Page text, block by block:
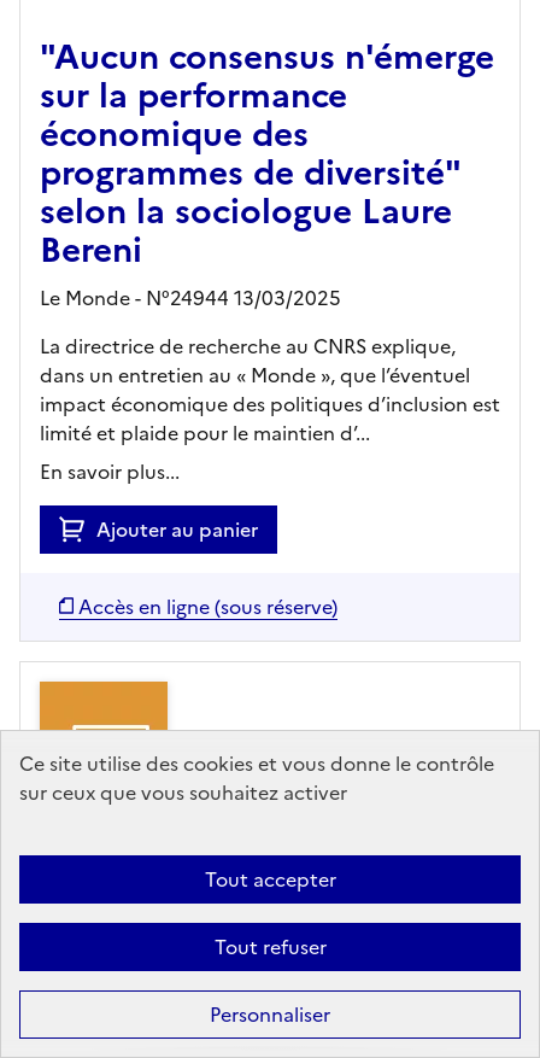
Ce site utilise des cookies et vous donne le contrôle
sur ceux que vous souhaitez activer
Tout accepter
Tout refuser
Personnaliser
"Aucun consensus n'émerge
sur la performance
économique des
programmes de diversité"
selon la sociologue Laure
Bereni
Le Monde - N°24944 13/03/2025
La directrice de recherche au CNRS explique,
dans un entretien au « Monde », que l’éventuel
impact économique des politiques d’inclusion est
limité et plaide pour le maintien d’...
En savoir plus...
Ajouter au panier
Accès en ligne (sous réserve)
Ces autistes qui ont pu
trouver leur place en
entreprise